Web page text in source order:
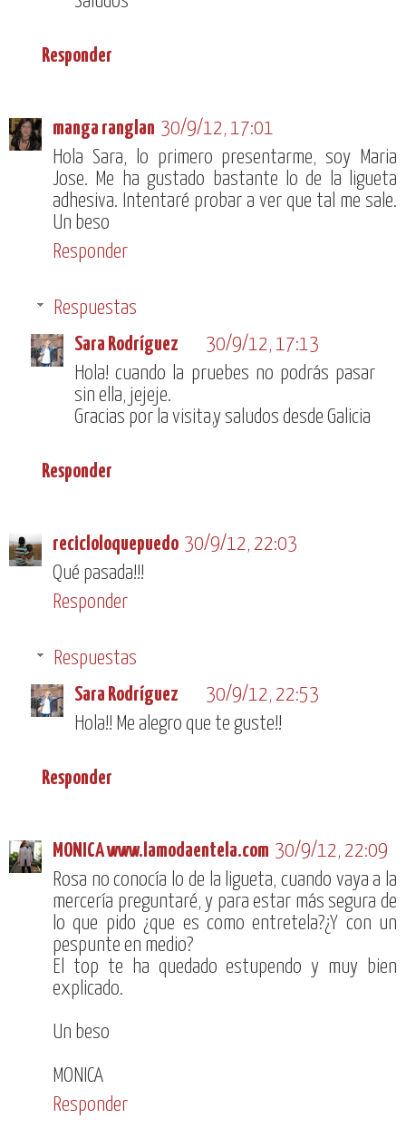
Responder
manga ranglan 30/9/12, 17:01
Hola Sara, lo primero presentarme, soy Maria
Jose. Me ha gustado bastante lo de la ligueta
adhesiva. Intentaré probar a ver que tal me sale.
Un beso
Responder
Respuestas
Sara Rodríguez
30/9/12, 17:13
Hola! cuando la pruebes no podrás pasar
sin ella, jejeje.
Gracias por la visita,y saludos desde Galicia
Responder
recicloloquepuedo 30/9/12, 22:03
Qué pasada!!!
Responder
Respuestas
Sara Rodríguez
30/9/12, 22:53
Hola!! Me alegro que te guste!!
Responder
MONICA www.lamodaentela.com 30/9/12, 22:09
Rosa no conocía lo de la ligueta, cuando vaya a la
mercería preguntaré, y para estar más segura de
lo que pido ¿que es como entretela?¿Y con un
pespunte en medio?
El top te ha quedado estupendo y muy bien
explicado.
Un beso
MONICA
Responder